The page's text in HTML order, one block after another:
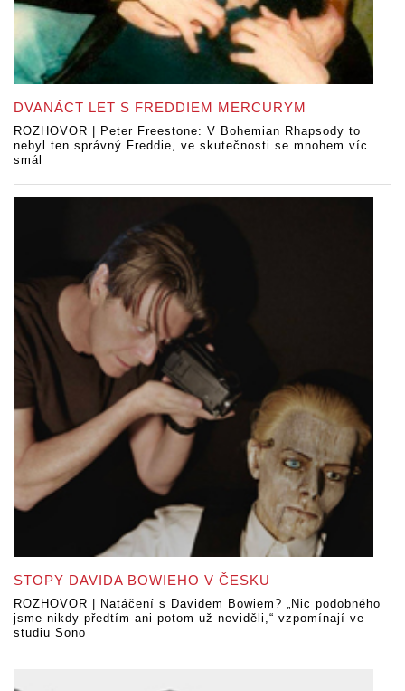
DVANÁCT LET S FREDDIEM MERCURYM
ROZHOVOR | Peter Freestone: V Bohemian Rhapsody to
nebyl ten správný Freddie, ve skutečnosti se mnohem víc
smál
STOPY DAVIDA BOWIEHO V ČESKU
ROZHOVOR | Natáčení s Davidem Bowiem? „Nic podobného
jsme nikdy předtím ani potom už neviděli,“ vzpomínají ve
studiu Sono